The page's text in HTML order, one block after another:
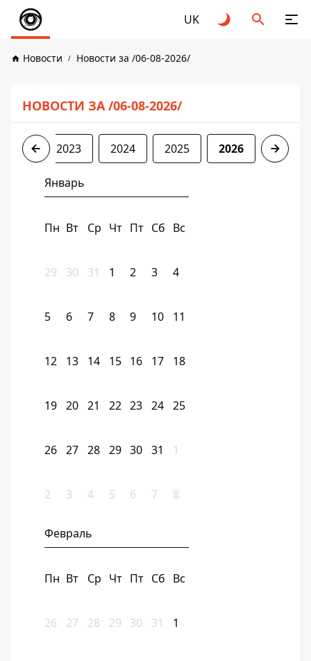
UK
Новости Новости за /06-08-2026/
НОВОСТИ ЗА /06-08-2026/
2022 2023 2024 2025 2026
Январь
Пн Вт Ср Чт Пт Сб Вс
29 30 31 1 2 3 4
5 6 7 8 9 10 11
12 13 14 15 16 17 18
19 20 21 22 23 24 25
26 27 28 29 30 31 1
2 3 4 5 6 7 8
Февраль
Пн Вт Ср Чт Пт Сб Вс
26 27 28 29 30 31 1